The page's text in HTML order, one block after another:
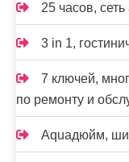
25 часов,
3 in 1,
7 ключей,
по ремонту и
Aquaдюйм,